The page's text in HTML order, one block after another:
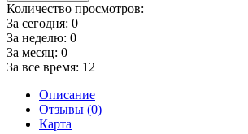
Количество просмотров:
За сегодня: 0
За неделю: 0
За месяц: 0
За все время: 12
Описание
Отзывы (0)
Карта